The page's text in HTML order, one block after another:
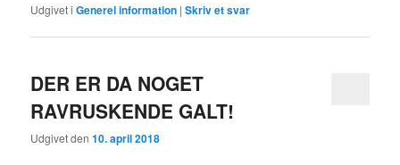
Udgivet i Generel information |Skriv et svar
DER ER DA NOGET
RAVRUSKENDE GALT!
Udgivet den10. april 2018